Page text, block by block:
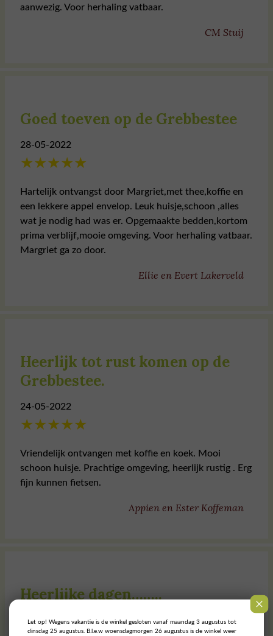
aanwezig. Voor herhaling vatbaar.
CM Stuij
Goed toeven op de Grebbestee
28-05-2022
★★★★★
Hartelijk ontvangst door Margriet,met thee,koffie en
een lekkere appel envelop. Leuk huisje,schoon ,alles
wat je nodig had was er. Opgemaakte bedden,kortom
prima verblijf,mooie omgeving. Voor herhaling vatbaar.
Margriet ga zo door.
Ellie en Evert Lakerveld
Heerlijk tot rust komen op de
Grebbestee.
24-05-2022
★★★★★
Vriendelijk ontvangen met koffie en koek. Mooi
schoon huisje. Prachtige omgeving, heerlijk rustig . Erg
fijn kunnen fietsen.
Appien en Ester Koffeman
Heerlijke dagen……..
12-05-2022
Let op! Wegens vakantie is de winkel gesloten vanaf maandag 3 augustus tot
dinsdag 25 augustus. B.l.e.w woensdagmorgen 26 augustus is de winkel weer